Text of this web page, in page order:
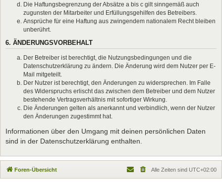
Die Haftungsbegrenzung der Absätze a bis c gilt sinngemäß auch
zugunsten der Mitarbeiter und Erfüllungsgehilfen des Betreibers.
Ansprüche für eine Haftung aus zwingendem nationalem Recht bleiben
unberührt.
6. ÄNDERUNGSVORBEHALT
Der Betreiber ist berechtigt, die Nutzungsbedingungen und die
Datenschutzerklärung zu ändern. Die Änderung wird dem Nutzer per E-
Mail mitgeteilt.
Der Nutzer ist berechtigt, den Änderungen zu widersprechen. Im Falle
des Widerspruchs erlischt das zwischen dem Betreiber und dem Nutzer
bestehende Vertragsverhältnis mit sofortiger Wirkung.
Die Änderungen gelten als anerkannt und verbindlich, wenn der Nutzer
den Änderungen zugestimmt hat.
Informationen über den Umgang mit deinen persönlichen Daten
sind in der Datenschutzerklärung enthalten.
Foren-Übersicht Alle Zeiten sind UTC+02:00